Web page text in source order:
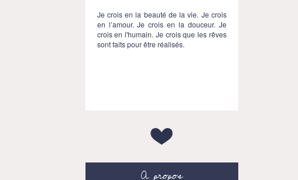
Je crois en la beauté de la vie. Je crois
en l’amour. Je crois en la douceur. Je
crois en l'humain. Je crois que les rêves
sont faits pour être réalisés.
A propos